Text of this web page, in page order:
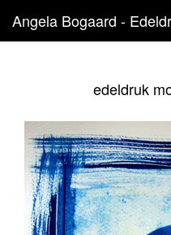
edeldruk